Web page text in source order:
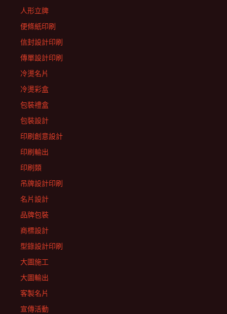
人形立牌
便條紙印刷
信封設計印刷
傳單設計印刷
冷燙名片
冷燙彩盒
包裝禮盒
包裝設計
印刷創意設計
印刷輸出
印刷類
吊牌設計印刷
名片設計
品牌包裝
商標設計
型錄設計印刷
大圖施工
大圖輸出
客製名片
宣傳活動